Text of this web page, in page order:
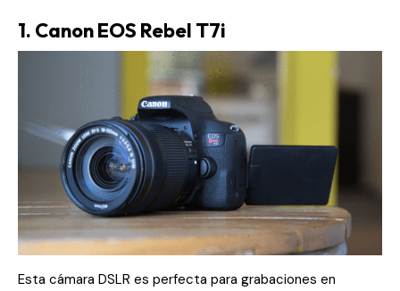
1. Canon EOS Rebel T7i
Esta cámara DSLR es perfecta para grabaciones en